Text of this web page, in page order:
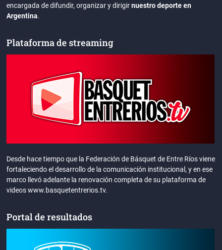
encargada de difundir, organizar y dirigirnuestro deporte en
Argentina.
Plataforma de streaming
Desde hace tiempo que la Federación de Básquet de Entre Ríos viene
fortaleciendo el desarrollo de la comunicación institucional, y en ese
marco llevó adelante la renovación completa de su plataforma de
videos www.basquetentrerios.tv.
Portal de resultados